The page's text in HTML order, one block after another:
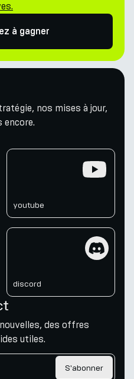
à gagner
nos mises à jour,
encore.
youtube
discord
des offres
utiles.
S'abonner